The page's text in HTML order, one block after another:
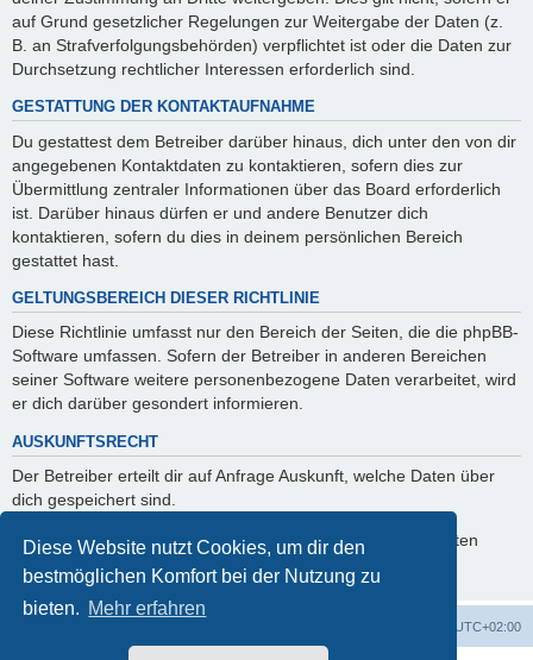
Diese Website nutzt Cookies, um dir den
bestmöglichen Komfort bei der Nutzung zu
bieten. Mehr erfahren
auf Grund gesetzlicher Regelungen zur Weitergabe der Daten (z.
B. an Strafverfolgungsbehörden) verpflichtet ist oder die Daten zur
Durchsetzung rechtlicher Interessen erforderlich sind.
GESTATTUNG DER KONTAKTAUFNAHME
Du gestattest dem Betreiber darüber hinaus, dich unter den von dir
angegebenen Kontaktdaten zu kontaktieren, sofern dies zur
Übermittlung zentraler Informationen über das Board erforderlich
ist. Darüber hinaus dürfen er und andere Benutzer dich
kontaktieren, sofern du dies in deinem persönlichen Bereich
gestattet hast.
GELTUNGSBEREICH DIESER RICHTLINIE
Diese Richtlinie umfasst nur den Bereich der Seiten, die die phpBB-
Software umfassen. Sofern der Betreiber in anderen Bereichen
seiner Software weitere personenbezogene Daten verarbeitet, wird
er dich darüber gesondert informieren.
AUSKUNFTSRECHT
Der Betreiber erteilt dir auf Anfrage Auskunft, welche Daten über
dich gespeichert sind.
Du kannst jederzeit die Löschung bzw. Sperrung deiner Daten
verlangen. Kontaktiere hierzu bitte den Betreiber.
UTC+02:00